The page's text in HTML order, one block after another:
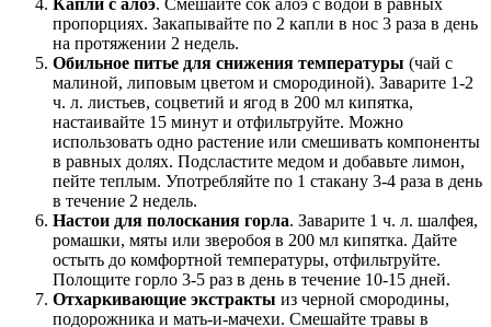
пропорциях. Закапывайте по 2 капли в нос 3 раза в день
на протяжении 2 недель.
Обильное питье для снижения температуры (чай с
малиной, липовым цветом и смородиной). Заварите 1-2
ч. л. листьев, соцветий и ягод в 200 мл кипятка,
настаивайте 15 минут и отфильтруйте. Можно
использовать одно растение или смешивать компоненты
в равных долях. Подсластите медом и добавьте лимон,
пейте теплым. Употребляйте по 1 стакану 3-4 раза в день
в течение 2 недель.
Настои для полоскания горла. Заварите 1 ч. л. шалфея,
ромашки, мяты или зверобоя в 200 мл кипятка. Дайте
остыть до комфортной температуры, отфильтруйте.
Полощите горло 3-5 раз в день в течение 10-15 дней.
Отхаркивающие экстракты из черной смородины,
подорожника и мать-и-мачехи. Смешайте травы в